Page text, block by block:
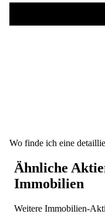
Wo finde ich eine
Ähnliche
Immobilien
Weitere Immobilien-